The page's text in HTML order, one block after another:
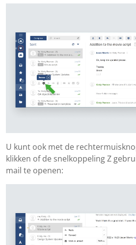
U kunt ook met de
klikken of de snelkoppeling Z
mail te openen: